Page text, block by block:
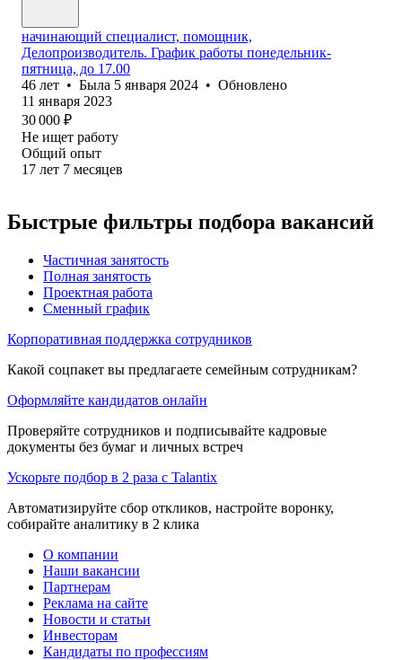
начинающий специалист, помощник,
Делопроизводитель. График работы понедельник-
пятница, до 17.00
46 лет • Была 5 января 2024 • Обновлено
11 января 2023
30 000 ₽
Не ищет работу
Общий опыт
17 лет 7 месяцев
Быстрые фильтры подбора вакансий
Частичная занятость
Полная занятость
Проектная работа
Сменный график
Корпоративная поддержка сотрудников
Какой соцпакет вы предлагаете семейным сотрудникам?
Оформляйте кандидатов онлайн
Проверяйте сотрудников и подписывайте кадровые
документы без бумаг и личных встреч
Ускорьте подбор в 2 раза с Talantix
Автоматизируйте сбор откликов, настройте воронку,
собирайте аналитику в 2 клика
О компании
Наши вакансии
Партнерам
Реклама на сайте
Новости и статьи
Инвесторам
Кандидаты по профессиям